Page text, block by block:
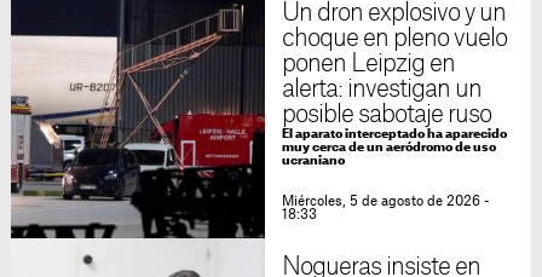
Un dron explosivo y un
choque en pleno vuelo
ponen Leipzig en
alerta: investigan un
posible sabotaje ruso
El aparato interceptado ha aparecido
muy cerca de un aeródromo de uso
ucraniano
Miércoles, 5 de agosto de 2026 -
18:33
Nogueras insiste en